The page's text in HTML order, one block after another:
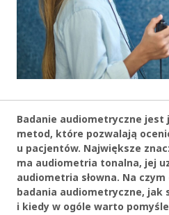
Badanie audiometryczne jest
metod, które pozwalają
u pacjentów. Największe
ma audiometria tonalna, jej
audiometria słowna. Na
badania audiometryczne, jak
i kiedy w ogóle warto